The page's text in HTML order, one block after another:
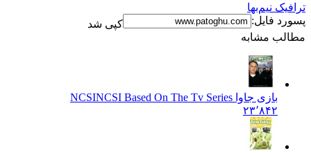
نیم‌بها
فایل:
کپی شد
مشابه
بازی جاوا NCSINCSI Based On The Tv Series
۲۳٬۸۴۲